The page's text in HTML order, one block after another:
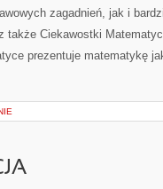
zagadnień, jak i
także Ciekawostki
prezentuje matematykę